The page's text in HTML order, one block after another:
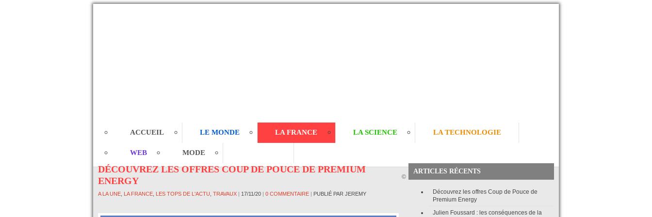
ACCUEIL LE MONDE LA FRANCE LA SCIENCE LA TECHNOLOGIE
WEB MODE
DÉCOUVREZ LES OFFRES COUP DE POUCE DE PREMIUM
ENERGY
A LA UNE LA FRANCE LES TOPS DE L'ACTU TRAVAUX | 17/11/20 | 0 COMMENTAIRE | PUBLIÉ PAR JEREMY
ARTICLES RÉCENTS
Découvrez les offres Coup de Pouce de
Premium Energy
Julien Foussard : les conséquences de la
©